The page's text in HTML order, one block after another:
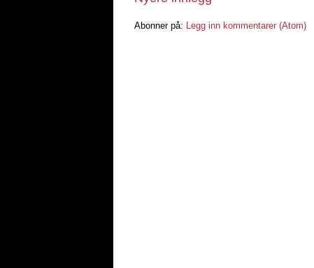
Abonner på: Legg inn kommentarer (Atom)